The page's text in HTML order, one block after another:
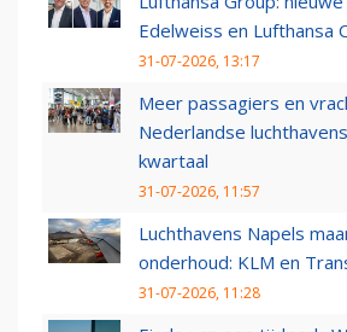
Edelweiss en Lufthansa
31-07-2026, 13:17
Meer passagiers en
Nederlandse
kwartaal
31-07-2026, 11:57
Luchthavens Napels
onderhoud: KLM en
31-07-2026, 11:28